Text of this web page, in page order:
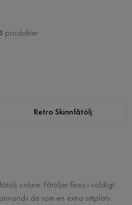
produkter
Retro Skinnfåtölj
online. Fåtöljer finns i väldigt
de som en extra sittplats